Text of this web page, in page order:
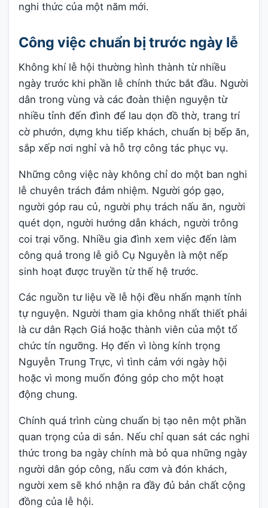
nghi thức của một năm mới.
Công việc chuẩn bị trước ngày lễ
Không khí lễ hội thường hình thành từ nhiều
ngày trước khi phần lễ chính thức bắt đầu. Người
dân trong vùng và các đoàn thiện nguyện từ
nhiều tỉnh đến đình để lau dọn đồ thờ, trang trí
cờ phướn, dựng khu tiếp khách, chuẩn bị bếp ăn,
sắp xếp nơi nghỉ và hỗ trợ công tác phục vụ.
Những công việc này không chỉ do một ban nghi
lễ chuyên trách đảm nhiệm. Người góp gạo,
người góp rau củ, người phụ trách nấu ăn, người
quét dọn, người hướng dẫn khách, người trông
coi trại võng. Nhiều gia đình xem việc đến làm
công quả trong lễ giỗ Cụ Nguyễn là một nếp
sinh hoạt được truyền từ thế hệ trước.
Các nguồn tư liệu về lễ hội đều nhấn mạnh tính
tự nguyện. Người tham gia không nhất thiết phải
là cư dân Rạch Giá hoặc thành viên của một tổ
chức tín ngưỡng. Họ đến vì lòng kính trọng
Nguyễn Trung Trực, vì tình cảm với ngày hội
hoặc vì mong muốn đóng góp cho một hoạt
động chung.
Chính quá trình cùng chuẩn bị tạo nên một phần
quan trọng của di sản. Nếu chỉ quan sát các nghi
thức trong ba ngày chính mà bỏ qua những ngày
người dân góp công, nấu cơm và đón khách,
người xem sẽ khó nhận ra đầy đủ bản chất cộng
đồng của lễ hội.